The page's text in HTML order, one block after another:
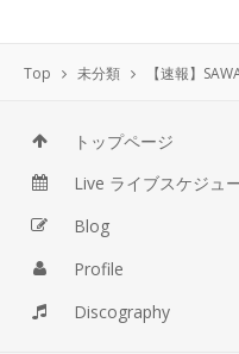
Top 未分類 【速報】SAWA
トップページ
Live ライブスケジュ
Blog
Profile
Discography